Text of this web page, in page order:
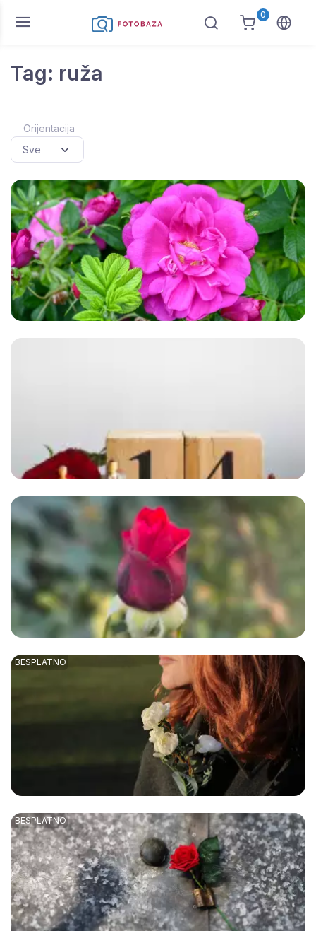
0
Tag: ruža
Orijentacija